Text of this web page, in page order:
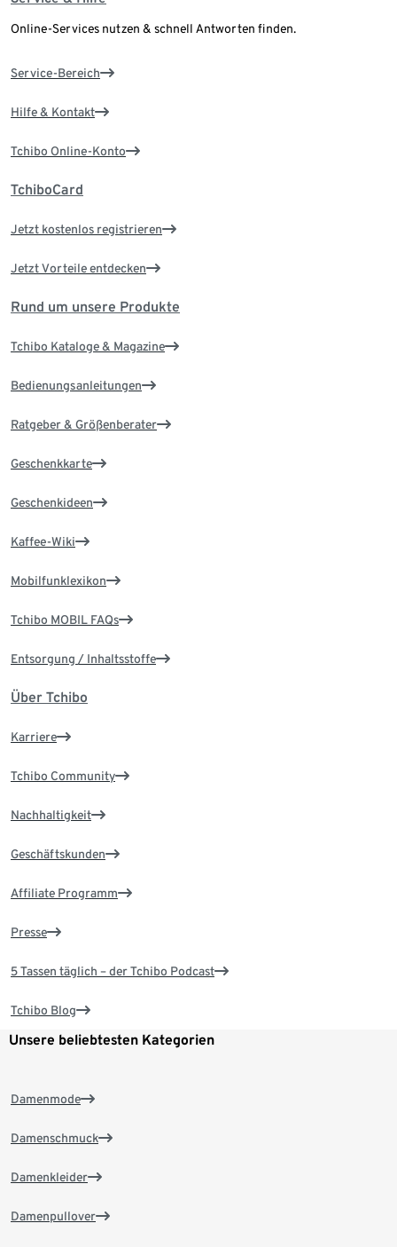
Online-Services nutzen & schnell Antworten finden.
Service-Bereich
Hilfe & Kontakt
Tchibo Online-Konto
TchiboCard
Jetzt kostenlos registrieren
Jetzt Vorteile entdecken
Rund um unsere Produkte
Tchibo Kataloge & Magazine
Bedienungsanleitungen
Ratgeber & Größenberater
Geschenkkarte
Geschenkideen
Kaffee-Wiki
Mobilfunklexikon
Tchibo MOBIL FAQs
Entsorgung / Inhaltsstoffe
Über Tchibo
Karriere
Tchibo Community
Nachhaltigkeit
Geschäftskunden
Affiliate Programm
Presse
5 Tassen täglich – der Tchibo Podcast
Tchibo Blog
Unsere beliebtesten Kategorien
Damenmode
Damenschmuck
Damenkleider
Damenpullover